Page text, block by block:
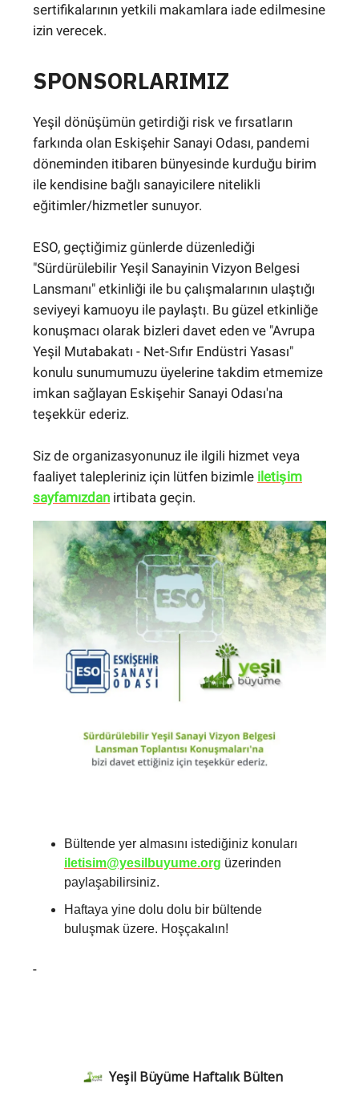
sertifikalarının yetkili makamlara iade edilmesine
izin verecek.
SPONSORLARIMIZ
Yeşil dönüşümün getirdiği risk ve fırsatların
farkında olan Eskişehir Sanayi Odası, pandemi
döneminden itibaren bünyesinde kurduğu birim
ile kendisine bağlı sanayicilere nitelikli
eğitimler/hizmetler sunuyor.
ESO, geçtiğimiz günlerde düzenlediği
"Sürdürülebilir Yeşil Sanayinin Vizyon Belgesi
Lansmanı" etkinliği ile bu çalışmalarının ulaştığı
seviyeyi kamuoyu ile paylaştı. Bu güzel etkinliğe
konuşmacı olarak bizleri davet eden ve "Avrupa
Yeşil Mutabakatı - Net-Sıfır Endüstri Yasası"
konulu sunumumuzu üyelerine takdim etmemize
imkan sağlayan Eskişehir Sanayi Odası'na
teşekkür ederiz.
Siz de organizasyonunuz ile ilgili hizmet veya
faaliyet talepleriniz için lütfen bizimle iletişim
sayfamızdan irtibata geçin.
Bültende yer almasını istediğiniz konuları
iletisim@yesilbuyume.org üzerinden
paylaşabilirsiniz.
Haftaya yine dolu dolu bir bültende
buluşmak üzere. Hoşçakalın!
-
Yeşil Büyüme Haftalık Bülten